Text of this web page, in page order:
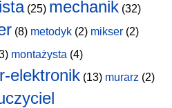
(25) mechanik (32)
(8) metodyk (2) mikser (2)
montażysta (4)
elektronik (13) murarz (2)